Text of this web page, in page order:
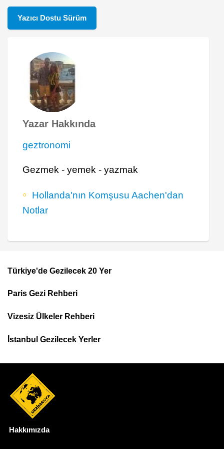
Yazıcı Dostu Sürüm
Yazar Hakkında
geztronomi
Gezmek - yemek - yazmak
Hollanda'nın Komşusu Aachen'dan
Notlar
Footer
Top
Menu
Türkiye'de Gezilecek 20 Yer
Paris Gezi Rehberi
Vizesiz Ülkeler Rehberi
İstanbul Gezilecek Yerler
Hakkımızda